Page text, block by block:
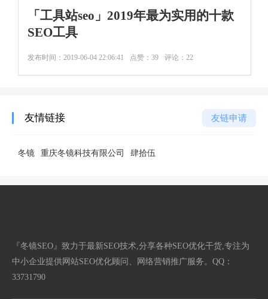
「工具站seo」2019年最为实用的十款
SEO工具
发布时间： 2019-06-04 22:06:41 点赞：39 评论：22
友情链接 友链申请
冬镜 重庆冬镜科技有限公司 肆拾伍
『冬镜SEO』致力于最新SEO技术,分享各种SEO优化干货,专注为
中小企业提供网站SEO优化顾问、网络营销推广服务。QQ：
33731790